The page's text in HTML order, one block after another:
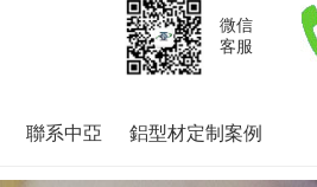
微信
客服
聯系中亞 鋁型材定制案例